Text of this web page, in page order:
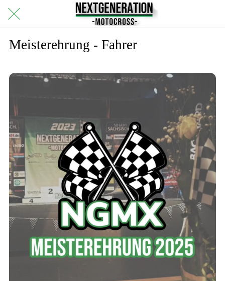
Meisterehrung - Fahrer